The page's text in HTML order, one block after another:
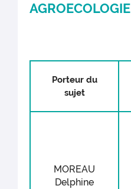
AGROECOLOGIE
Porteur du
sujet
MOREAU
Delphine